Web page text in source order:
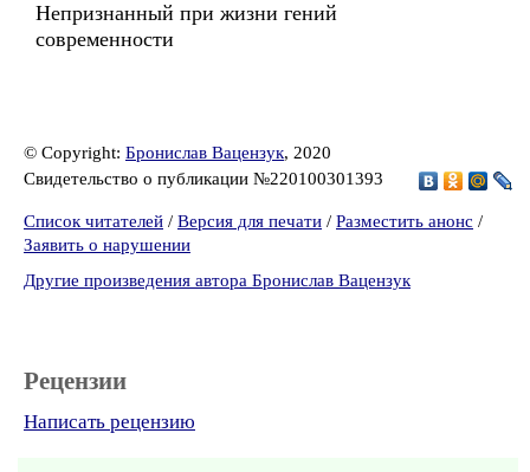
Непризнанный при жизни гений
современности
© Copyright: Бронислав Вацензук, 2020
Свидетельство о публикации №220100301393
Список читателей / Версия для печати / Разместить анонс /
Заявить о нарушении
Другие произведения автора Бронислав Вацензук
Рецензии
Написать рецензию